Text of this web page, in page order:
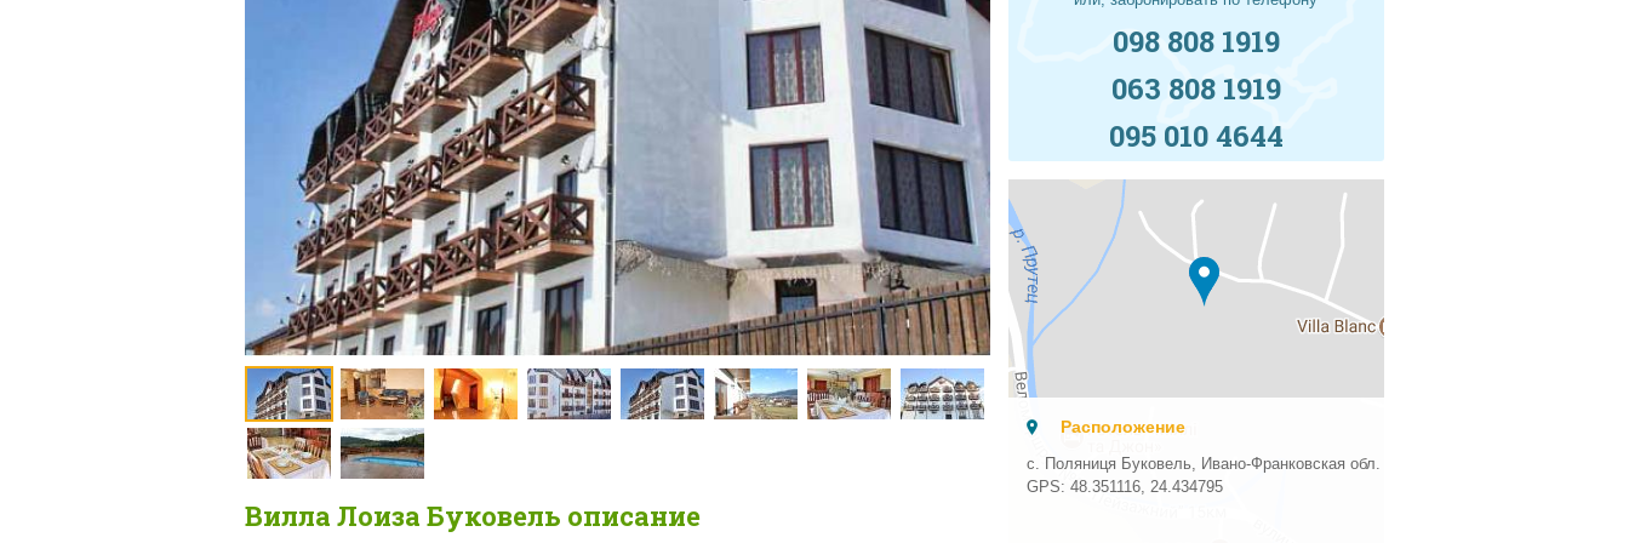
Вилла Лоиза Буковель описание
098 808 1919
063 808 1919
095 010 4644
Расположение
с. Поляниця Буковель, Ивано-Франковская обл.
GPS:48.351116,24.434795